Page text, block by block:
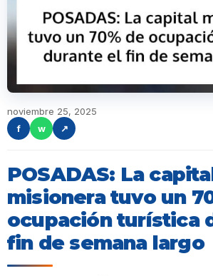
noviembre 25, 2025
f
w ↗
POSADAS: La
misionera tuvo un
ocupación turística
fin de semana largo